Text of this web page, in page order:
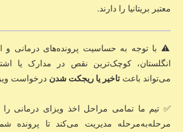
معتبر بریتانیا را دارند.
⚠️ با توجه به حساسیت پرونده‌های درمانی و
انگلستان، کوچک‌ترین نقص در مدارک یا
می‌تواند باعث تاخیر یا ریجکت شدن درخواست
✅ تیم ما تمامی مراحل اخذ ویزای درمانی
مرحله‌به‌مرحله مدیریت می‌کند تا پرونده